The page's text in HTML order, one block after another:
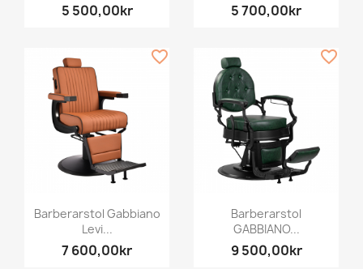
5 500,00kr 5 700,00kr
Barberarstol Gabbiano
Levi...
7 600,00kr
favorite_border
Barberarstol
GABBIANO...
9 500,00kr
favorite_border